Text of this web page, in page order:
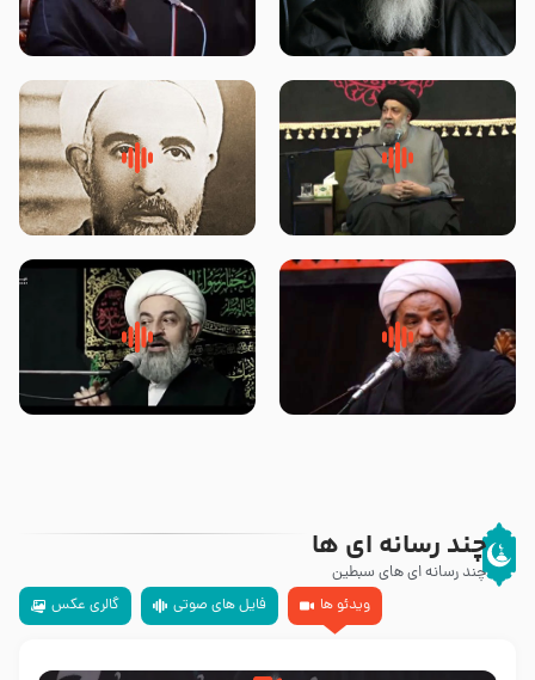
زوّار اربعین امام حسین (علیه
السلام) با این اشتیاق به زیارت
روضه جانسوز پاره های جگر امام
حسن مجتبی علیه السلام-حجت
لقب حضرت رقیه سلام الله علیها به
چه معناست – حجت الاسلام علوی
روضه‌ی مجلس یزید ملعون و
اسارت اهل‌بیت علیهم‌السلام –
محدث زاده
سلام جوانی که امام حسین علیه
السلام خودش جوابش را دادند
زیارتی که اسباب رزق زیاد و عمر
طولانی است حجت السلام حسین
چند رسانه ای ها
چند رسانه ای های سبطین
ویدئو ها
فایل های صوتی گالری عکس